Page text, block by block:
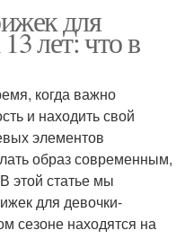
для
лет: что в
когда важно
и находить свой
элементов
образ современным,
этой статье мы
для девочки-
сезоне находятся на